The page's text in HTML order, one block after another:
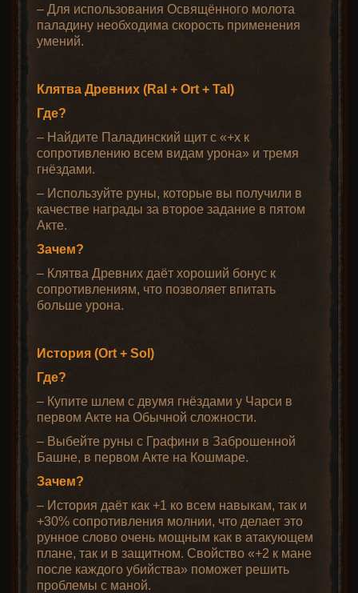
– Для использования Освящённого молота
паладину необходима скорость применения
умений.
Клятва Древних (Ral + Ort + Tal)
Где?
– Найдите Паладинский щит с «+x к
сопротивлению всем видам урона» и тремя
гнёздами.
– Используйте руны, которые вы получили в
качестве награды за второе задание в пятом
Акте.
Зачем?
– Клятва Древних даёт хороший бонус к
сопротивлениям, что позволяет впитать
больше урона.
История (Ort + Sol)
Где?
– Купите шлем с двумя гнёздами у Чарси в
первом Акте на Обычной сложности.
– Выбейте руны с Графини в Заброшенной
Башне, в первом Акте на Кошмаре.
Зачем?
– История даёт как +1 ко всем навыкам, так и
+30% сопротивления молнии, что делает это
рунное слово очень мощным как в атакующем
плане, так и в защитном. Свойство «+2 к мане
после каждого убийства» поможет решить
проблемы с маной.